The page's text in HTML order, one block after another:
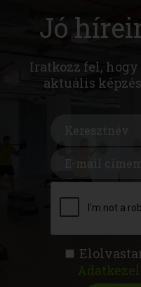
Jó
Iratkozz fel,
aktuális
FITNESS